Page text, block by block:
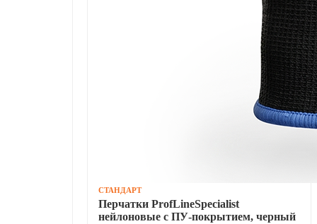
СТАНДАРТ
Перчатки ProfLineSpecialist
нейлоновые с ПУ-покрытием, черный